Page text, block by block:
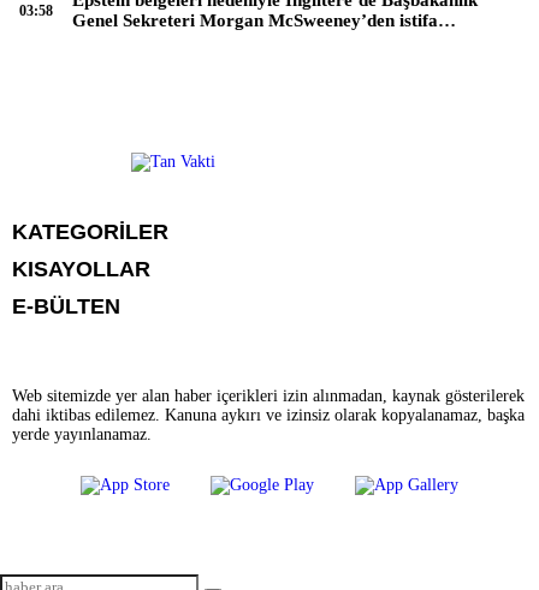
Genel Sekreteri Morgan McSweeney’den istifa…
03:58
KATEGORİLER
DÜNYA
GÜNDEM
KÜLTÜR SANAT
MAGAZİN
YAŞAM
VİZYONDAKİLER
KISAYOLLAR
Menü seçimi yapın. WP-ADMIN → Görünüm → Menüler sayfasından
E-BÜLTEN
tanvakti.come-bültenine abone olarak, tarafınıza haber, duyuru ve
Web sitemizde yer alan haber içerikleri izin alınmadan, kaynak gösterilerek
dahi iktibas edilemez. Kanuna aykırı ve izinsiz olarak kopyalanamaz, başka
yerde yayınlanamaz.